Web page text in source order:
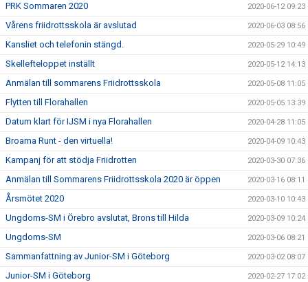
PRK Sommaren 2020 2020-06-12 09:23
Vårens friidrottsskola är avslutad 2020-06-03 08:56
Kansliet och telefonin stängd. 2020-05-29 10:49
Skellefteloppet inställt 2020-05-12 14:13
Anmälan till sommarens Friidrottsskola 2020-05-08 11:05
Flytten till Florahallen 2020-05-05 13:39
Datum klart för IJSM i nya Florahallen 2020-04-28 11:05
Broarna Runt - den virtuella! 2020-04-09 10:43
Kampanj för att stödja Friidrotten 2020-03-30 07:36
Anmälan till Sommarens Friidrottsskola 2020 är öppen 2020-03-16 08:11
Årsmötet 2020 2020-03-10 10:43
Ungdoms-SM i Örebro avslutat, Brons till Hilda 2020-03-09 10:24
Ungdoms-SM 2020-03-06 08:21
Sammanfattning av Junior-SM i Göteborg 2020-03-02 08:07
Junior-SM i Göteborg 2020-02-27 17:02